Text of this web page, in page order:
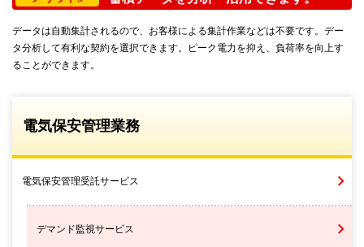
データは自動集計されるので、お客様による集計作業などは不要です。デー
タ分析して有利な契約を選択できます。ピーク電力を抑え、負荷率を向上す
ることができます。
電気保安管理業務
電気保安管理受託サービス
デマンド監視サービス